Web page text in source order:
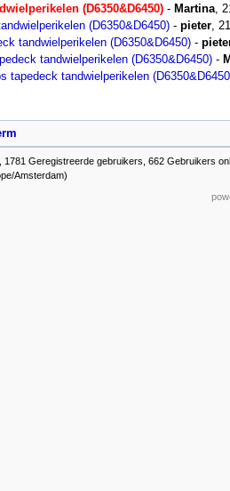
(D6350&D6450) - Martina
(D6350&D6450) - pieter
tandwielperikelen (D6350&D6450) -
tandwielperikelen (D6350&D6450) -
tapedeck tandwielperikelen
1781 Geregistreerde gebruikers, 662 Gebruikers
Amsterdam)